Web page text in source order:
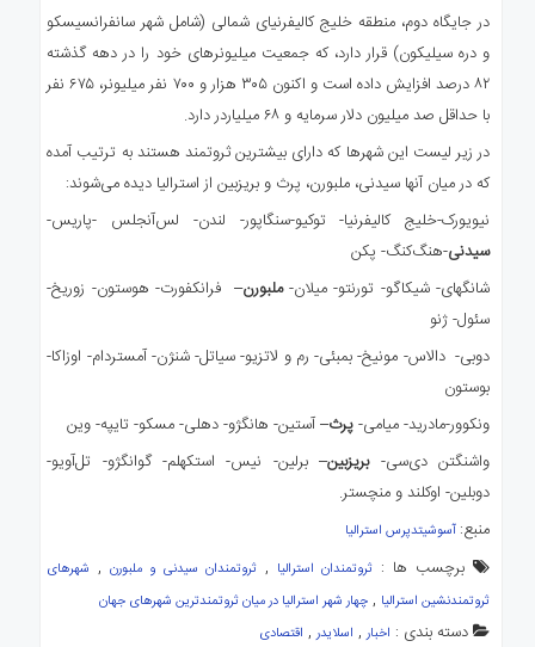
در جایگاه دوم، منطقه خلیج کالیفرنیای شمالی (شامل شهر سانفرانسیسکو
و دره سیلیکون) قرار دارد، که جمعیت میلیونرهای خود را در دهه گذشته
۸۲ درصد افزایش داده است و اکنون ۳۰۵ هزار و ۷۰۰ نفر میلیونر، ۶۷۵ نفر
با حداقل صد میلیون دلار سرمایه و ۶۸ میلیاردر دارد.
در زیر لیست این شهرها که دارای بیشترین ثروتمند هستند به ترتیب آمده
که در میان آنها سیدنی، ملبورن، پرث و بریزبین از استرالیا دیده می‌شوند:
نیویورک-خلیج کالیفرنیا- توکیو-سنگاپور- لندن- لس‌آنجلس -پاریس-
سیدنی-هنگ‌کنگ- پکن
شانگهای- شیکاگو- تورنتو- میلان-ملبورن– فرانکفورت- هوستون- زوریخ-
سئول- ژنو
دوبی- دالاس- مونیخ- بمبئی- رم و لاتزیو- سیاتل- شنژن- آمستردام- اوزاکا-
بوستون
ونکوور-مادرید- میامی-پرث– آستین- هانگژو- دهلی- مسکو- تایپه- وین
واشنگتن دی‌سی-بریزبین– برلین- نیس- استکهلم- گوانگژو- تل‌آویو-
دوبلین- اوکلند و منچستر.
منبع: آسوشیتدپرس استرالیا
برچسب ها :ثروتمندان استرالیا ,ثروتمندان سیدنی و ملبورن, شهرهای
ثروتمندنشین استرالیا , چهار شهر استرالیا در میان ثروتمندترین شهرهای جهان
دسته بندی : اخبار, اسلایدر, اقتصادی